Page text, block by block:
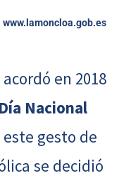
www.lamoncloa.gob.es
en 2018
Nacional
este gesto de
se decidió